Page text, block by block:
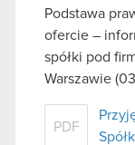
Podstawa
ofercie –
spółki pod
Warszawie
PDF